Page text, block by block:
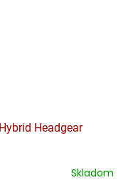
Headgear
Skladom